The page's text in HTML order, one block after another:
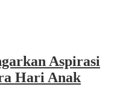
Aspirasi
Hari Anak